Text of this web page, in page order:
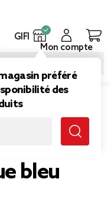
GIFI
préféré
des
Mon compte
bleu